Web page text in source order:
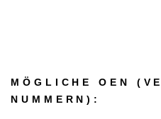
MÖGLICHE OEN
NUMMERN):